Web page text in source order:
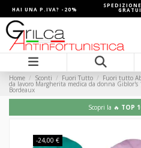
HAI UNA P.IVA? -20%
Home Sconti Fuori Tutto Fuori tutto
da lavoro Margherita medica da donna Giblor's
Bordeaux
Scopri la 🔥 TOP
-24,00 €